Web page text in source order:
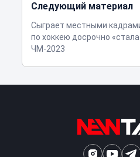
Следующий материал
Сыграет местными
по хоккею досрочно
ЧМ-2023